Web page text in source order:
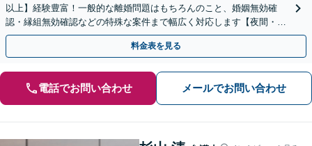
以上】経験豊富！一般的な離婚問題はもちろんのこと、婚姻無効確
認・縁組無効確認などの特殊な案件まで幅広く対応します【夜間・休
日面談可】【完全個室】【子連れ相談可】【刈谷駅3分】
料金表を見る
電話でお問い合わせ メールでお問い合わせ